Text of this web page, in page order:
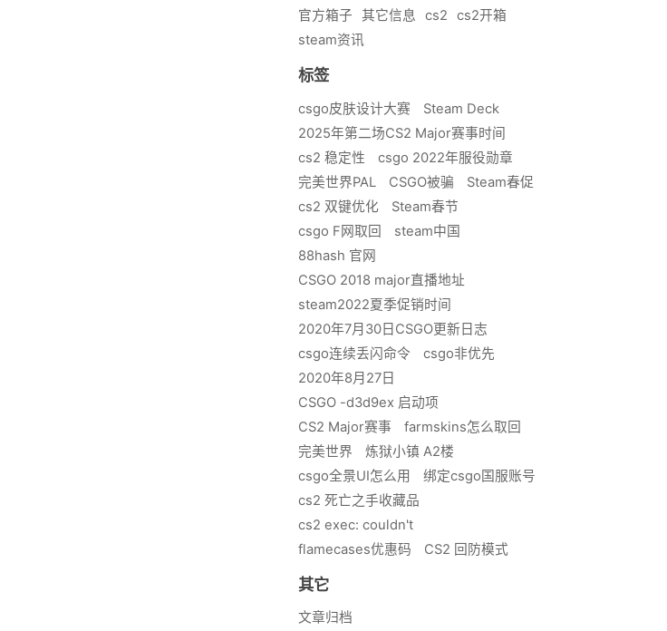
官方箱子
其它信息 cs2
cs2开箱
steam资讯
标签
csgo皮肤设计大赛
Steam Deck
2025年第二场CS2 Major赛事时间
cs2 稳定性
csgo 2022年服役勋章
完美世界PAL
CSGO被骗
Steam春促
cs2 双键优化
Steam春节
csgo F网取回
steam中国
88hash 官网
CSGO 2018 major直播地址
steam2022夏季促销时间
2020年7月30日CSGO更新日志
csgo连续丢闪命令
csgo非优先
2020年8月27日
CSGO -d3d9ex 启动项
CS2 Major赛事
farmskins怎么取回
完美世界
炼狱小镇 A2楼
csgo全景UI怎么用
绑定csgo国服账号
cs2 死亡之手收藏品
cs2 exec: couldn't
flamecases优惠码
CS2 回防模式
其它
文章归档